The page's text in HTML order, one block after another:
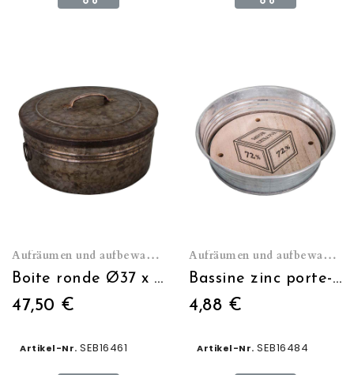
Aufräumen und aufbewahren
Boite ronde Ø37 x H16 avec couvercle
47,50 €
Artikel-Nr. SEB16461
Aufräumen und aufbewahren
Bassine zinc porte-savon
4,88 €
Artikel-Nr. SEB16484